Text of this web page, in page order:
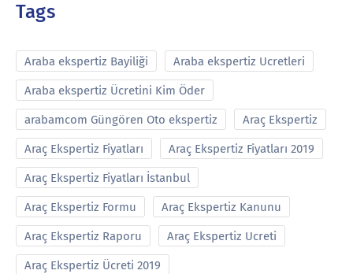
Tags
Araba ekspertiz Bayiliği Araba ekspertiz Ucretleri
Araba ekspertiz Ücretini Kim Öder
arabamcom Güngören Oto ekspertiz Araç Ekspertiz
Araç Ekspertiz Fiyatları Araç Ekspertiz Fiyatları 2019
Araç Ekspertiz Fiyatları İstanbul
Araç Ekspertiz Formu Araç Ekspertiz Kanunu
Araç Ekspertiz Raporu Araç Ekspertiz Ucreti
Araç Ekspertiz Ücreti 2019